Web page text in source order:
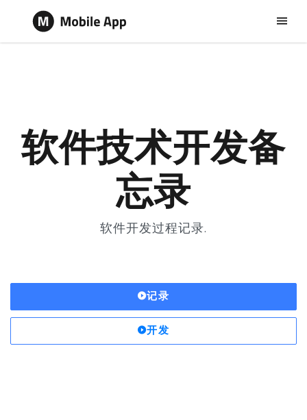
软件技术开发备
忘录
软件开发过程记录.
记录
开发